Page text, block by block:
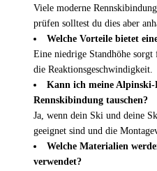
Viele moderne
prüfen solltest du dies aber
Welche Vorteile bietet
Eine niedrige Standhöhe
die Reaktionsgeschwindigkeit.
Kann ich meine Alpinski-
Rennskibindung tauschen?
Ja, wenn dein Ski und deine
geeignet sind und die
Welche Materialien
verwendet?